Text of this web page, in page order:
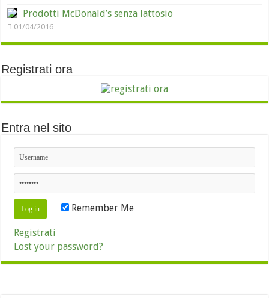
Prodotti McDonald’s senza lattosio
01/04/2016
Registrati ora
Entra nel sito
Remember Me
Registrati
Lost your password?